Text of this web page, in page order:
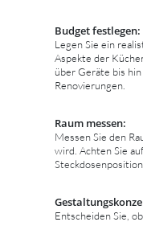
Budget festlegen:
Legen Sie ein
Aspekte der
über Geräte bis
Renovierungen.
Raum messen:
Messen Sie den
wird. Achten Sie
Entscheiden Sie,